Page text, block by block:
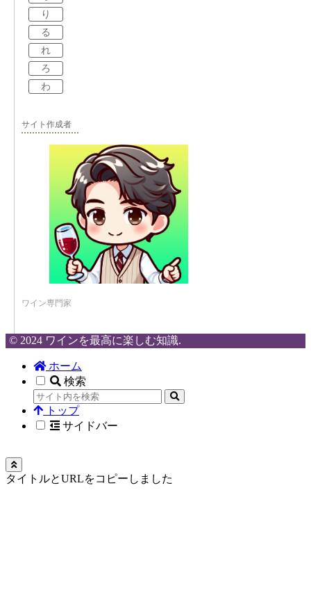
り
る
れ
ろ
わ
サイト作成者
ワイン専門家
© 2024 ワインを最高に楽しむ知識.
ホーム
検索
トップ
サイドバー
タイトルとURLをコピーしました